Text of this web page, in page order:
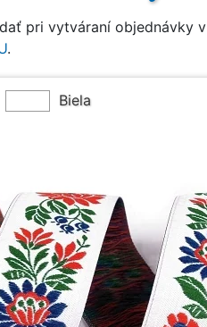
pri vytváraní objednávky v
.
Biela